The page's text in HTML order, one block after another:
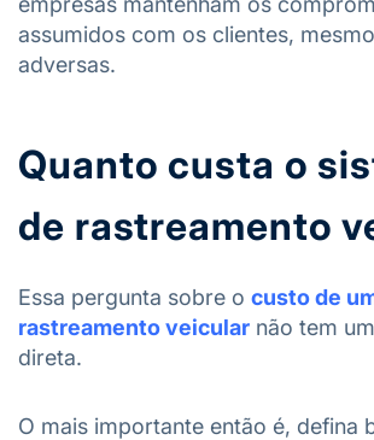
assumidos com os clientes,
adversas.
Quanto custa o
de rastreamento
Essa pergunta sobre o custo de
rastreamento veicular não tem
direta.
O mais importante então é, defina